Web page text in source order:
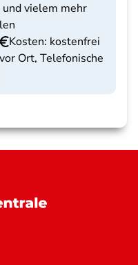
und vielem mehr
Kosten: kostenfrei
Ort, Telefonische